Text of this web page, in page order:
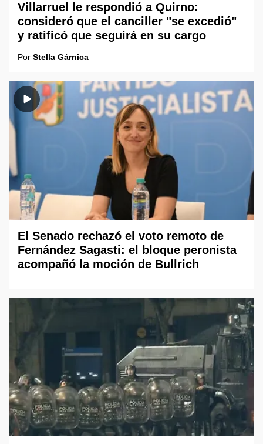
Villarruel le respondió a Quirno:
consideró que el canciller "se excedió"
y ratificó que seguirá en su cargo
Por Stella Gárnica
El Senado rechazó el voto remoto de
Fernández Sagasti: el bloque peronista
acompañó la moción de Bullrich